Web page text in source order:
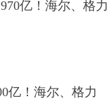
亿！海尔、格力